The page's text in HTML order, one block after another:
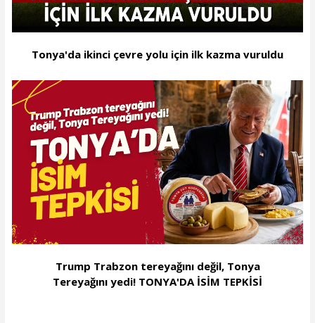
Tonya'da ikinci çevre yolu için ilk kazma vuruldu
Trump Trabzon tereyağını değil, Tonya
Tereyağını yedi! TONYA'DA İSİM TEPKİSİ